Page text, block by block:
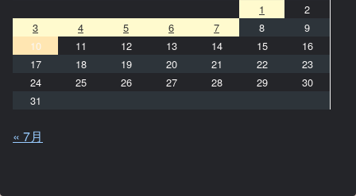
1
2
3
4 5 6 7 8
9
10
11 12 13 14 15
16
17
18 19 20 21 22
23
24
25 26 27 28 29
30
31
« 7月